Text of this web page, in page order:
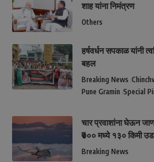
शाह यांना निमंत्रण
Others
हर्षवर्धन सपकाळ यांनी
बहल
Breaking News
Pune Gramin Special
चार प्रवाशांना घेऊन
₹७०० मध्ये १३० किमी
Breaking News